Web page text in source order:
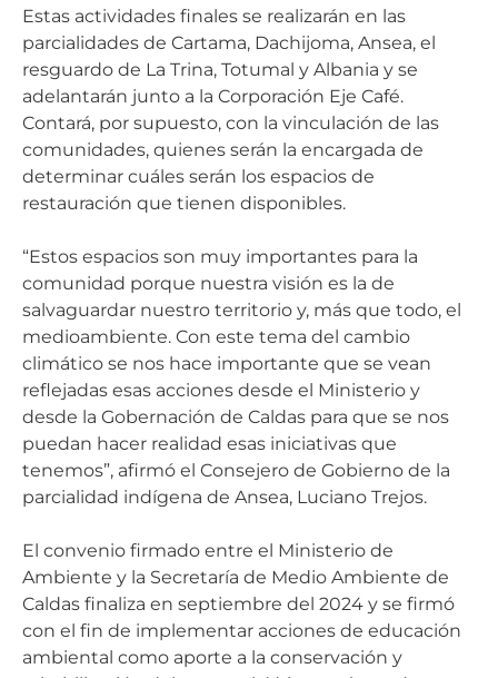
Estas actividades finales se realizarán en las
parcialidades de Cartama, Dachijoma, Ansea, el
resguardo de La Trina, Totumal y Albania y se
adelantarán junto a la Corporación Eje Café.
Contará, por supuesto, con la vinculación de las
comunidades, quienes serán la encargada de
determinar cuáles serán los espacios de
restauración que tienen disponibles.
“Estos espacios son muy importantes para la
comunidad porque nuestra visión es la de
salvaguardar nuestro territorio y, más que todo, el
medioambiente. Con este tema del cambio
climático se nos hace importante que se vean
reflejadas esas acciones desde el Ministerio y
desde la Gobernación de Caldas para que se nos
puedan hacer realidad esas iniciativas que
tenemos”, afirmó el Consejero de Gobierno de la
parcialidad indígena de Ansea, Luciano Trejos.
El convenio firmado entre el Ministerio de
Ambiente y la Secretaría de Medio Ambiente de
Caldas finaliza en septiembre del 2024 y se firmó
con el fin de implementar acciones de educación
ambiental como aporte a la conservación y